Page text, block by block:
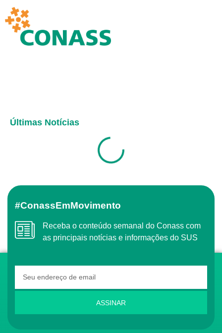
Últimas Notícias
#ConassEmMovimento
Receba o conteúdo semanal do Conass com
as principais notícias e informações do SUS
ASSINAR